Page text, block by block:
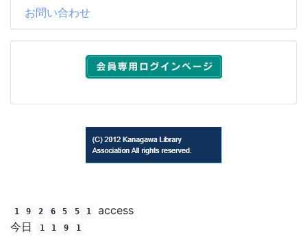
お問い合わせ
1 9 2 6 5 5 1
access
今日
1 1 9 1